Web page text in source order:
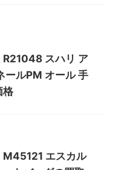
R21048 スハリ ア
ールPM オール 手
格
M45121 エスカル